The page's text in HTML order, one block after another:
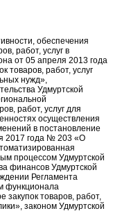
обеспечения
работ, услуг в
от 05 апреля 2013 года
товаров, работ, услуг
нужд»,
Удмуртской
работ, услуг для
осуществления
в постановление
2017 года № 203 «О
процессом Удмуртской
финансов Удмуртской
Регламента
функционала
товаров, работ,
законом Удмуртской